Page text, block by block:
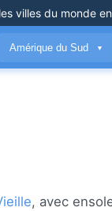
villes du monde
Amérique du Sud ▼
, avec